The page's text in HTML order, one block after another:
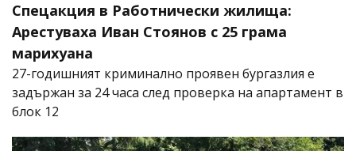
Спецакция в Работнически жилища:
Арестуваха Иван Стоянов с 25 грама
марихуана
27-годишният криминално проявен бургазлия е
задържан за 24 часа след проверка на апартамент в
блок 12